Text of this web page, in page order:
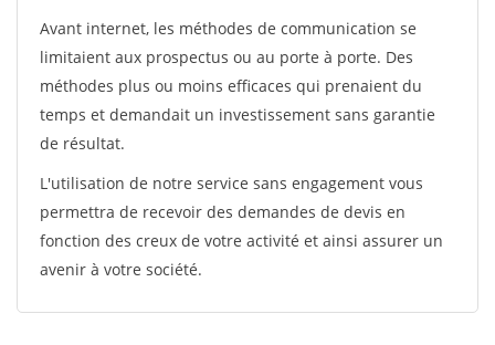
Avant internet, les méthodes de communication se
limitaient aux prospectus ou au porte à porte. Des
méthodes plus ou moins efficaces qui prenaient du
temps et demandait un investissement sans garantie
de résultat.
L'utilisation de notre service sans engagement vous
permettra de recevoir des demandes de devis en
fonction des creux de votre activité et ainsi assurer un
avenir à votre société.